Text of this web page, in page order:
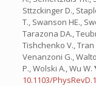
Sttzckinger D.,
T., Swanson HE.,
Tarazona DA.,
Tishchenko V.,
Venanzoni G.,
P., Wolski A., Wu W.
10.1103/